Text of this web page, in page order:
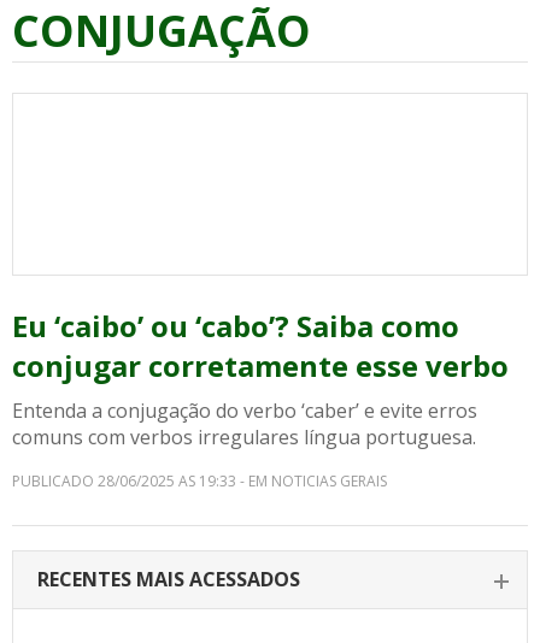
CONJUGAÇÃO
Eu ‘caibo’ ou ‘cabo’? Saiba como
conjugar corretamente esse verbo
Entenda a conjugação do verbo ‘caber’ e evite erros
comuns com verbos irregulares língua portuguesa.
PUBLICADO 28/06/2025 AS 19:33 - EM NOTICIAS GERAIS
RECENTES MAIS ACESSADOS